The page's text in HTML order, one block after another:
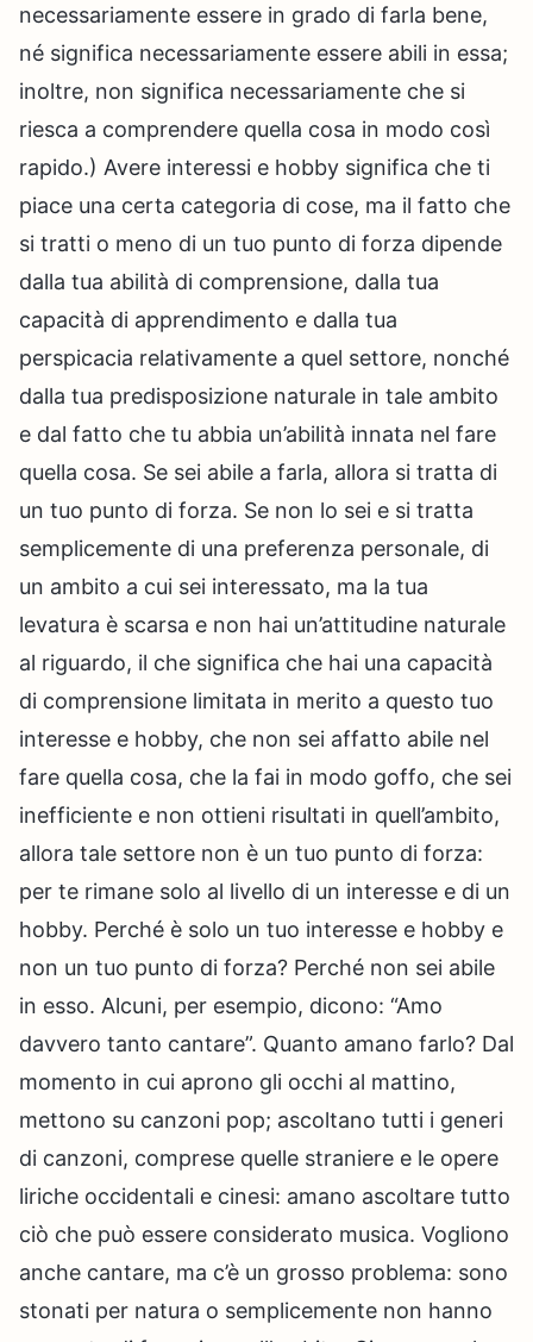
necessariamente essere in grado di farla bene,
né significa necessariamente essere abili in essa;
inoltre, non significa necessariamente che si
riesca a comprendere quella cosa in modo così
rapido.) Avere interessi e hobby significa che ti
piace una certa categoria di cose, ma il fatto che
si tratti o meno di un tuo punto di forza dipende
dalla tua abilità di comprensione, dalla tua
capacità di apprendimento e dalla tua
perspicacia relativamente a quel settore, nonché
dalla tua predisposizione naturale in tale ambito
e dal fatto che tu abbia un’abilità innata nel fare
quella cosa. Se sei abile a farla, allora si tratta di
un tuo punto di forza. Se non lo sei e si tratta
semplicemente di una preferenza personale, di
un ambito a cui sei interessato, ma la tua
levatura è scarsa e non hai un’attitudine naturale
al riguardo, il che significa che hai una capacità
di comprensione limitata in merito a questo tuo
interesse e hobby, che non sei affatto abile nel
fare quella cosa, che la fai in modo goffo, che sei
inefficiente e non ottieni risultati in quell’ambito,
allora tale settore non è un tuo punto di forza:
per te rimane solo al livello di un interesse e di un
hobby. Perché è solo un tuo interesse e hobby e
non un tuo punto di forza? Perché non sei abile
in esso. Alcuni, per esempio, dicono: “Amo
davvero tanto cantare”. Quanto amano farlo? Dal
momento in cui aprono gli occhi al mattino,
mettono su canzoni pop; ascoltano tutti i generi
di canzoni, comprese quelle straniere e le opere
liriche occidentali e cinesi: amano ascoltare tutto
ciò che può essere considerato musica. Vogliono
anche cantare, ma c’è un grosso problema: sono
stonati per natura o semplicemente non hanno